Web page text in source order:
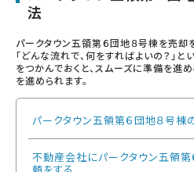
法
パークタウン五領第６団地８号棟を売却
「どんな流れで、何をすればよいの？」と
をつかんでおくと、スムーズに準備を進
を進められます。
パークタウン五領第６団地８号棟
不動産会社にパークタウン五領
頼をする